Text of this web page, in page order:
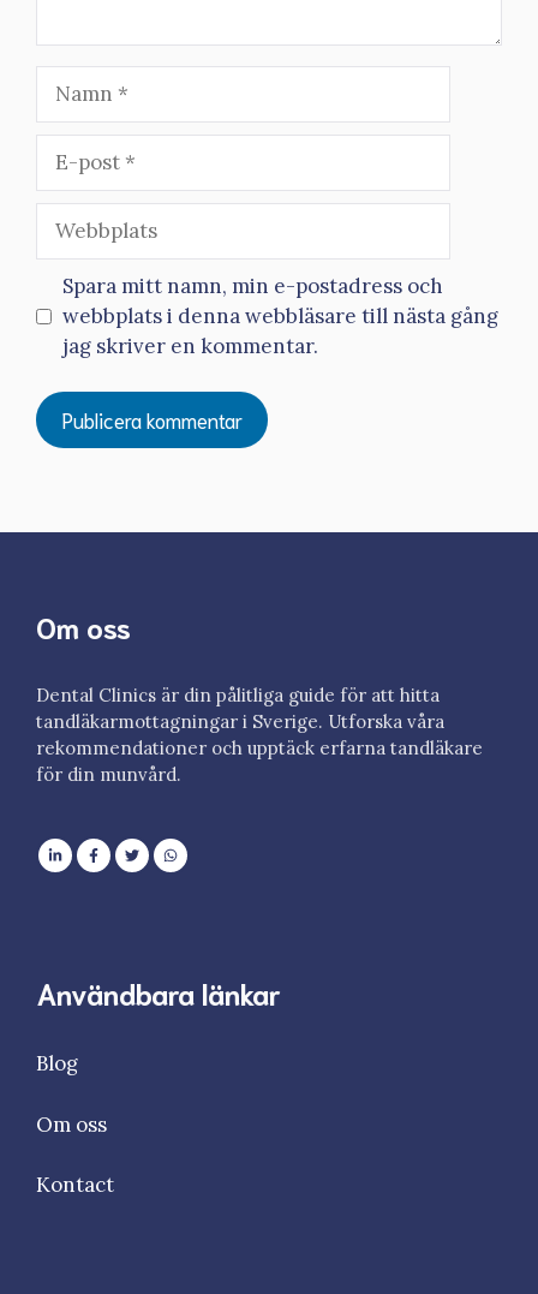
post
Webbplats
Spara mitt namn, min e-postadress och
webbplats i denna webbläsare till nästa gång
jag skriver en kommentar.
Om oss
Dental Clinics är din pålitliga guide för att hitta
tandläkarmottagningar i Sverige. Utforska våra
rekommendationer och upptäck erfarna tandläkare
för din munvård.
Användbara länkar
Blog
Om oss
Kontact